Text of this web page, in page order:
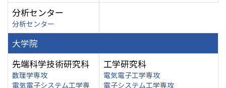
分析センター
分析センター
大学院
先端科学技術研究科
数理学専攻
電気電子システム工学専
工学研究科
電気電子工学専攻
電子システム工学専攻